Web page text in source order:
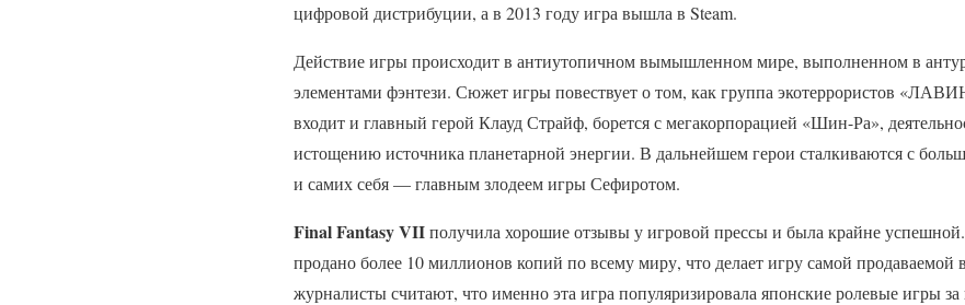
цифровой дистрибуции, а в 2013 году игра вышла в Steam.
Действие игры происходит в антиутопичном вымышленном мире, выполненном в
элементами фэнтези. Сюжет игры повествует о том, как группа экотеррористов
входит и главный герой Клауд Страйф, борется с мегакорпорацией «Шин-Ра»,
истощению источника планетарной энергии. В дальнейшем герои сталкиваются с
и самих себя — главным злодеем игры Сефиротом.
Final Fantasy VIIполучила хорошие отзывы у игровой прессы и была крайне
продано более 10 миллионов копий по всему миру, что делает игру самой продаваемой
журналисты считают, что именно эта игра популяризировала японские ролевые игры